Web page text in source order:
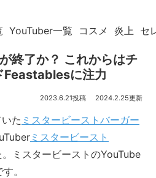
YouTuber一覧 コスメ 炎上 セ
終了か？ これからはチ
Feastablesに注力
2023.6.21 2024.2.25
た ミスタービーストバーガー
ミスタービースト
ミスタービーストのYouTube
。